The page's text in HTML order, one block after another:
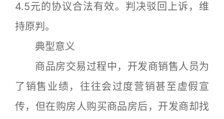
4.5元的协议合法有效。判决驳回上诉，维
持原判。
典型意义
商品房交易过程中，开发商销售人员为
了销售业绩，往往会过度营销甚至虚假宣
传，但在购房人购买商品房后，开发商却找